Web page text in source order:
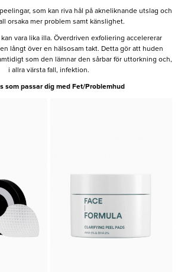
som kan riva hål på akneliknande utslag och
orsaka mer problem samt känslighet.
vara lika illa. Överdriven exfoliering accelererar
långt över en hälsosam takt. Detta gör att huden
som den lämnar den sårbar för uttorkning och,
i allra värsta fall, infektion.
som passar dig med Fet/Problemhud